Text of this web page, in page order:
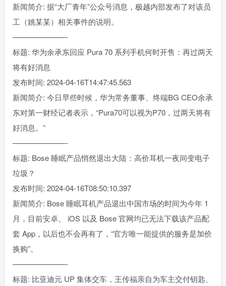
新闻简介: 据“大厂青年”公众号消息，极越内部发布了对该员
工（姚某某）相关事件的说明。
———————-
标题: 华为余承东回应 Pura 70 系列手机何时开售：再过两天
将有好消息
发布时间: 2024-04-16T14:47:45.563
新闻简介: 今日早些时候，华为常务董事、终端BG CEO余承
东对第一财经记者表示，“Pura70可以视为P70，过两天将有
好消息。”
———————-
标题: Bose 睡眠产品悄然退出大陆：高价耳机一夜间变电子
垃圾？
发布时间: 2024-04-16T08:50:10.397
新闻简介: Bose 睡眠耳机产品退出中国市场的时间为今年 1
月，目前安卓、 iOS 以及 Bose 官网均已无法下载该产品配
套 App，以后也不会再有了，“官方唯一能提供的服务是加价
换购”。
———————-
标题: 比亚迪元 UP 集体交车，王传福亲自为车主交付钥匙、